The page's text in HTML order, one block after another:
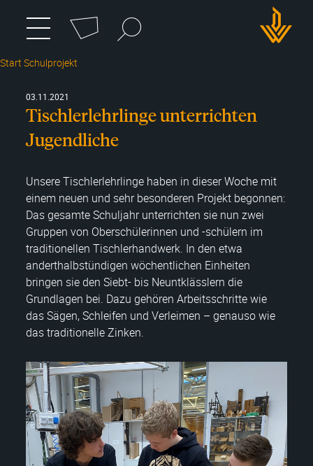
Start Schulprojekt
03.11.2021
Tischlerlehrlinge unterrichten
Jugendliche
Unsere Tischlerlehrlinge haben in dieser Woche mit
einem neuen und sehr besonderen Projekt begonnen:
Das gesamte Schuljahr unterrichten sie nun zwei
Gruppen von Oberschülerinnen und -schülern im
traditionellen Tischlerhandwerk. In den etwa
anderthalbstündigen wöchentlichen Einheiten
bringen sie den Siebt- bis Neuntklässlern die
Grundlagen bei. Dazu gehören Arbeitsschritte wie
das Sägen, Schleifen und Verleimen – genauso wie
das traditionelle Zinken.
Menü
umschaltenzum
Suchbegriff